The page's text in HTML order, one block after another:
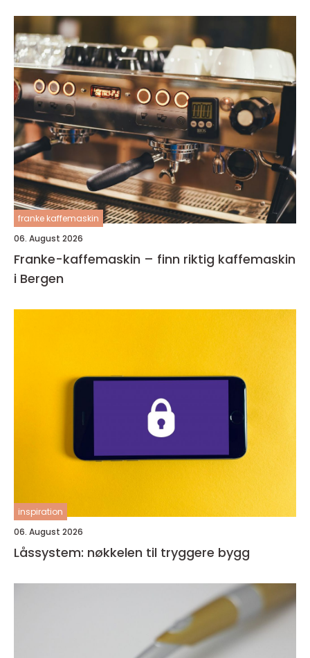
franke kaffemaskin
06. August 2026
Franke-kaffemaskin – finn riktig kaffemaskin
i Bergen
inspiration
06. August 2026
Låssystem: nøkkelen til tryggere bygg